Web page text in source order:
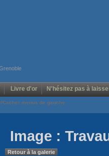
Livre d'or N'hésitez pas à
Cacher menus de gauche
Image :
Retour à la galerie